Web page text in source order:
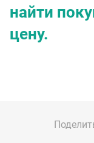
найти
цену.